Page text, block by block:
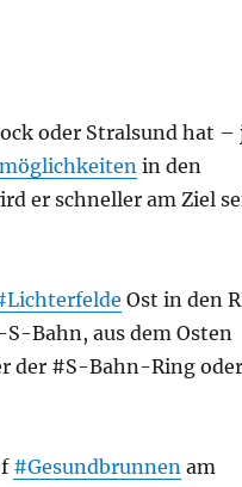
oder Stralsund hat –
in den
er schneller am Ziel
Ost in den
Bahn, aus dem Osten
der #S-Bahn-Ring oder
#Gesundbrunnenam